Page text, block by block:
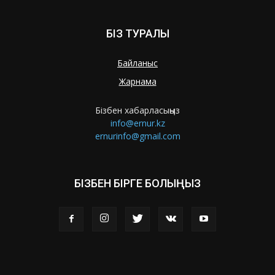
БІЗ ТУРАЛЫ
Байланыс
Жарнама
Бізбен хабарласыңыз
info@ernur.kz
ernurinfo@gmail.com
БІЗБЕН БІРГЕ БОЛЫҢЫЗ